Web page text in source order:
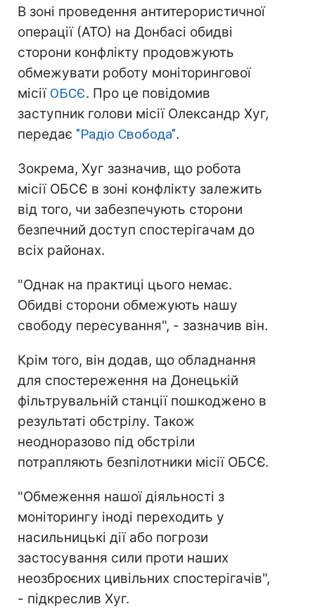
В зоні проведення антитерористичної
операції (АТО) на Донбасі обидві
сторони конфлікту продовжують
обмежувати роботу моніторингової
місії ОБСЄ. Про це повідомив
заступник голови місії Олександр Хуг,
передає "Радіо Свобода".
Зокрема, Хуг зазначив, що робота
місії ОБСЄ в зоні конфлікту залежить
від того, чи забезпечують сторони
безпечний доступ спостерігачам до
всіх районах.
"Однак на практиці цього немає.
Обидві сторони обмежують нашу
свободу пересування", - зазначив він.
Крім того, він додав, що обладнання
для спостереження на Донецькій
фільтрувальній станції пошкоджено в
результаті обстрілу. Також
неодноразово під обстріли
потрапляють безпілотники місії ОБСЄ.
"Обмеження нашої діяльності з
моніторингу іноді переходить у
насильницькі дії або погрози
застосування сили проти наших
неозброєних цивільних спостерігачів",
- підкреслив Хуг.